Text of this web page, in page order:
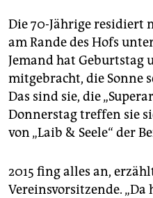
Die 70-Jährige residiert
am Rande des Hofs
Jemand hat Geburtstag
mitgebracht, die Sonne
Das sind sie, die
Donnerstag treffen sie
von „Laib & Seele“ der
2015 fing alles an,
Vereinsvorsitzende.